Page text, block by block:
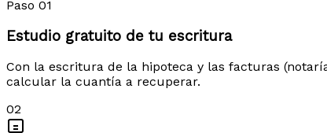
Paso 01
Estudio gratuito de tu escritura
Con la escritura de la hipoteca y las facturas
calcular la cuantía a recuperar.
02